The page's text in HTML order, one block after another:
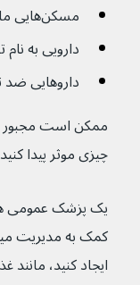
مسکن‌هایی مانند ایبوپروفن و استامینوفن
دارویی به نام
داروهایی ضد
ممکن است مجبور
چیزی موثر پیدا
یک پزشک عمومی
کمک به مدیریت